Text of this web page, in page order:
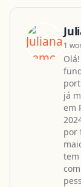
1
já
em
por
tem